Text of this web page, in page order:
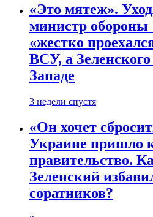
«Это мятеж».
министр
«жестко
ВСУ, а
Западе
3 недели спустя
«Он хочет
Украине пришло
правительство.
Зеленский
соратников?